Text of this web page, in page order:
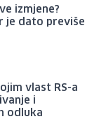
izmjene?
je dato previše
vlast RS-a
i
odluka